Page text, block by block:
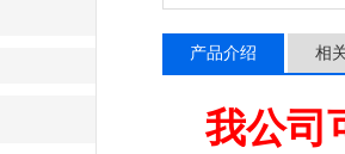
产品介绍 相
我公司